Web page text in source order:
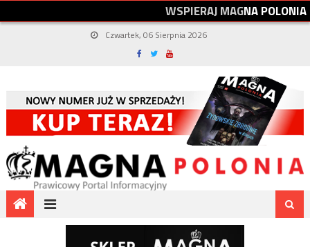
WSPIERAJMAGNAPOLONIA
Czwartek, 06 Sierpnia 2026